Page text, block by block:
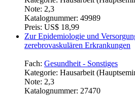
Note: 2,3
Katalognummer: 49989
Preis: US$ 18,99
Zur Epidemiologie und
zerebrovaskulären Erkrankungen
Fach: Gesundheit - Sonstiges
Kategorie: Hausarbeit
Note: 2,3
Katalognummer: 27470